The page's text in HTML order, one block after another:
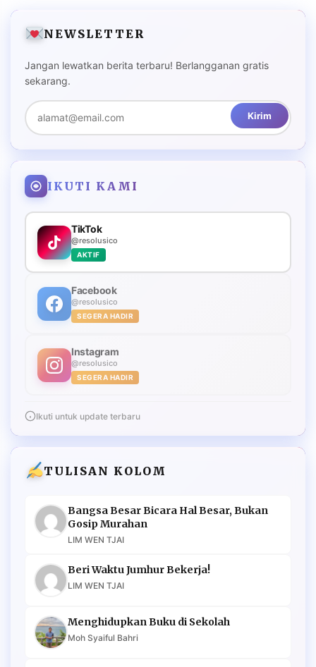
NEWSLETTER
Jangan lewatkan berita terbaru! Berlangganan gratis
sekarang.
Kirim
IKUTI KAMI
TikTok
@resolusico
AKTIF
Facebook
@resolusico
SEGERA HADIR
Instagram
@resolusico
SEGERA HADIR
Ikuti untuk update terbaru
TULISAN KOLOM
Bangsa Besar Bicara Hal Besar, Bukan
Gosip Murahan
LIM WEN TJAI
Beri Waktu Jumhur Bekerja!
LIM WEN TJAI
Menghidupkan Buku di Sekolah
Moh Syaiful Bahri